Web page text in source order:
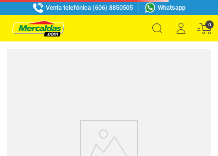
Venta telefónica (606) 8850505 Whatsapp
0